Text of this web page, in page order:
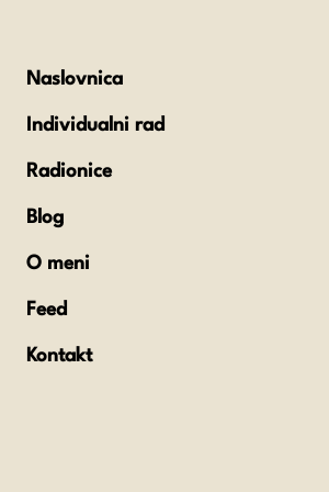
Naslovnica
Individualni rad
Radionice
Blog
O meni
Feed
Kontakt